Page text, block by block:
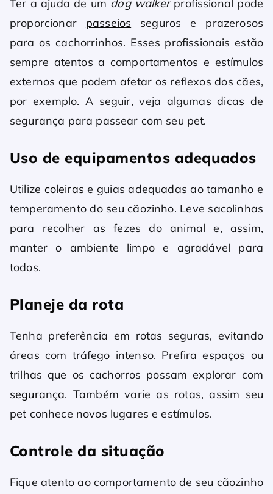
Ter a ajuda de um dog walkerprofissional pode
proporcionar passeios seguros e prazerosos
para os cachorrinhos. Esses profissionais estão
sempre atentos a comportamentos e estímulos
externos que podem afetar os reflexos dos cães,
por exemplo. A seguir, veja algumas dicas de
segurança para passear com seu pet.
Uso de equipamentos adequados
Utilize coleiras e guias adequadas ao tamanho e
temperamento do seu cãozinho. Leve sacolinhas
para recolher as fezes do animal e, assim,
manter o ambiente limpo e agradável para
todos.
Planeje da rota
Tenha preferência em rotas seguras, evitando
áreas com tráfego intenso. Prefira espaços ou
trilhas que os cachorros possam explorar com
segurança. Também varie as rotas, assim seu
pet conhece novos lugares e estímulos.
Controle da situação
Fique atento ao comportamento de seu cãozinho